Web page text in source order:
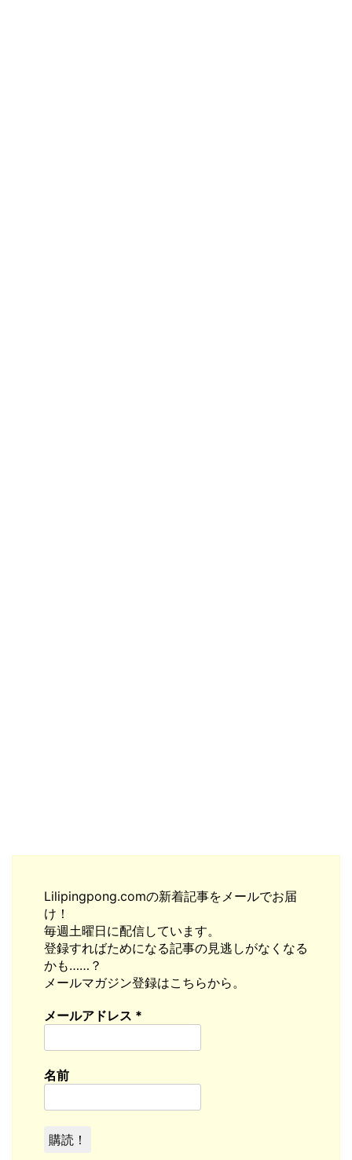
Lilipingpong.comの新着記事をメールでお届
け！
毎週土曜日に配信しています。
登録すればためになる記事の見逃しがなくなる
かも……？
メールマガジン登録はこちらから。
メールアドレス *
名前